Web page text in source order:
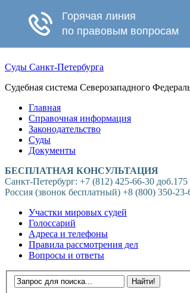
Суды Санкт-Петербурга
Судебная система Северозападного
Главная
Справочная информация
Законодательство
Суды
Документы
БЕСПЛАТНАЯ КОНСУЛЬТАЦИЯ
Санкт-Петербург: +7 (812) 425-66-30 доб.175
Россия (звонок бесплатный) +8 (800) 350-23-
Участки мировых судей
Голоссарий
Адреса и телефоны
Правила рассмотрения дел
Вопросы и ответы